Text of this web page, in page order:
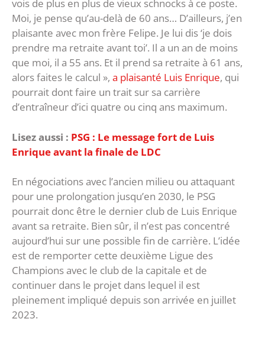
vois de plus en plus de vieux schnocks à ce poste.
Moi, je pense qu’au-delà de 60 ans… D’ailleurs, j’en
plaisante avec mon frère Felipe. Je lui dis ‘je dois
prendre ma retraite avant toi’. Il a un an de moins
que moi, il a 55 ans. Et il prend sa retraite à 61 ans,
alors faites le calcul », a plaisanté Luis Enrique, qui
pourrait dont faire un trait sur sa carrière
d’entraîneur d’ici quatre ou cinq ans maximum.
Lisez aussi : PSG : Le message fort de Luis
Enrique avant la finale de LDC
En négociations avec l’ancien milieu ou attaquant
pour une prolongation jusqu’en 2030, le PSG
pourrait donc être le dernier club de Luis Enrique
avant sa retraite. Bien sûr, il n’est pas concentré
aujourd’hui sur une possible fin de carrière. L’idée
est de remporter cette deuxième Ligue des
Champions avec le club de la capitale et de
continuer dans le projet dans lequel il est
pleinement impliqué depuis son arrivée en juillet
2023.